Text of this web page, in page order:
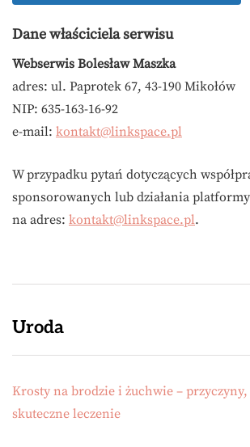
Dane właściciela serwisu
Webserwis Bolesław Maszka
adres: ul. Paprotek 67, 43-190 Mikołów
NIP: 635-163-16-92
e-mail: kontakt@linkspace.pl
W przypadku pytań dotyczących
sponsorowanych lub działania
na adres: kontakt@linkspace.pl.
Uroda
Krosty na brodzie i żuchwie –
skuteczne leczenie